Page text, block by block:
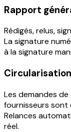
Rapport
Rédigés, relus,
La signature
à la signature
Les demandes
fournisseurs sont
Relances
réel.